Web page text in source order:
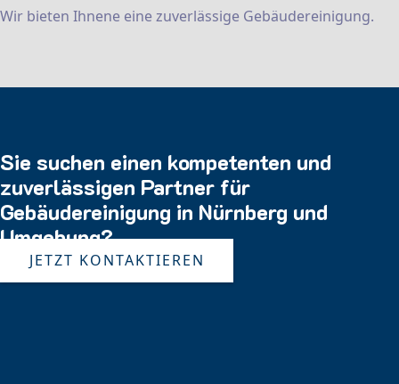
Wir bieten Ihnene eine zuverlässige Gebäudereinigung.
Sie suchen einen kompetenten und
zuverlässigen Partner für
Gebäudereinigung in Nürnberg und
Umgebung?
JETZT KONTAKTIEREN